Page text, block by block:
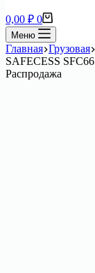
Корзина
0,00 ₽ 0
Меню
Главная Грузовая
SAFECESS SFC66
Распродажа